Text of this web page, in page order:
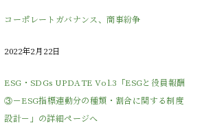
コーポレートガバナンス、商事紛争
2022年2月22日
ESG・SDGs UPDATE Vol.3「ESGと役員報酬
③－ESG指標連動分の種類・割合に関する制度
設計－」の詳細ページへ